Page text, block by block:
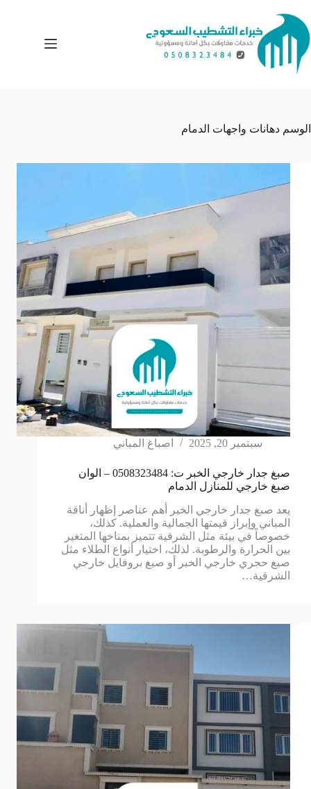
إلى
المحتوى
الوسم دهانات واجهات الدمام
سبتمبر 20, 2025 اصباغ المباني
صبغ جدار خارجي الخبر ت: 0508323484 – الوان
صبغ خارجي للمنازل الدمام
يعد صبغ جدار خارجي الخبر أهم عناصر إظهار أناقة
المباني وإبراز قيمتها الجمالية والعملية. كذلك،
خصوصاً في بيئة مثل الشرقية تتميز بمناخها المتغير
بين الحرارة والرطوبة. لذلك، اختيار أنواع الطلاء مثل
صبغ حجري خارجي الخبر أو صبغ بروفايل خارجي
الشرقية…